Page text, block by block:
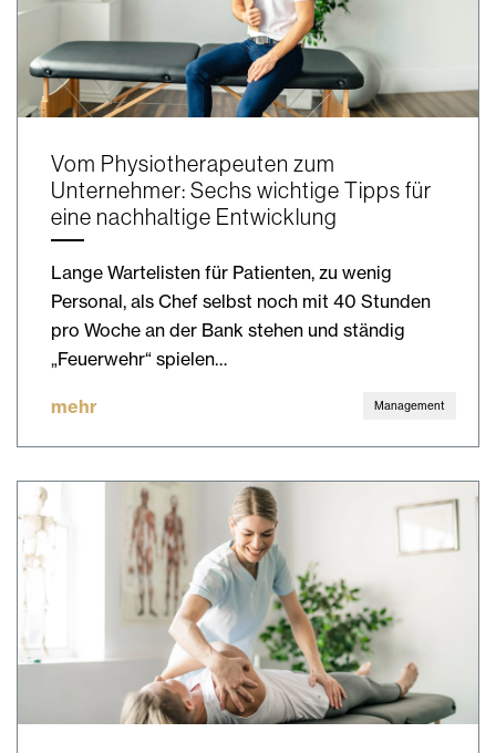
Vom Physiotherapeuten zum
Unternehmer: Sechs wichtige Tipps für
eine nachhaltige Entwicklung
Lange Wartelisten für Patienten, zu wenig
Personal, als Chef selbst noch mit 40 Stunden
pro Woche an der Bank stehen und ständig
„Feuerwehr“ spielen…
mehr Management